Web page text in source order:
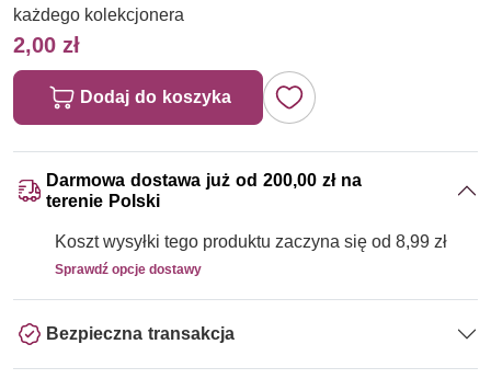
każdego kolekcjonera
2,00 zł
Dodaj do koszyka
Darmowa dostawa już od 200,00 zł na
terenie Polski
Koszt wysyłki tego produktu zaczyna się od 8,99 zł
Sprawdź opcje dostawy
Bezpieczna transakcja